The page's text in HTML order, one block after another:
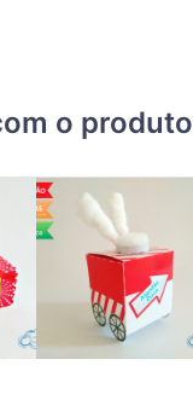
o produto